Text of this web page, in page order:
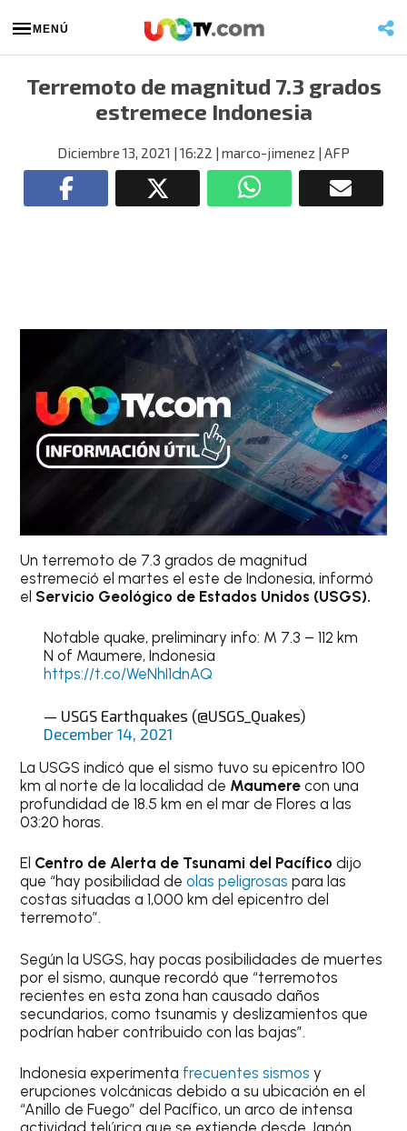
MENÚ
Terremoto de magnitud 7.3 grados
estremece Indonesia
Diciembre 13, 2021 | 16:22 | marco-jimenez | AFP
Un terremoto de 7.3 grados de magnitud
estremeció el martes el este de Indonesia, informó
el Servicio Geológico de Estados Unidos (USGS).
Notable quake, preliminary info: M 7.3 – 112 km
N of Maumere, Indonesia
https://t.co/WeNhI1dnAQ
— USGS Earthquakes (@USGS_Quakes)
December 14, 2021
La USGS indicó que el sismo tuvo su epicentro 100
km al norte de la localidad de Maumere con una
profundidad de 18.5 km en el mar de Flores a las
03:20 horas.
El Centro de Alerta de Tsunami del Pacífico dijo
que “hay posibilidad deolas peligrosas para las
costas situadas a 1,000 km del epicentro del
terremoto”.
Según la USGS, hay pocas posibilidades de muertes
por el sismo, aunque recordó que “terremotos
recientes en esta zona han causado daños
secundarios, como tsunamis y deslizamientos que
podrían haber contribuido con las bajas”.
Indonesia experimenta frecuentes sismos y
erupciones volcánicas debido a su ubicación en el
“Anillo de Fuego” del Pacífico, un arco de intensa